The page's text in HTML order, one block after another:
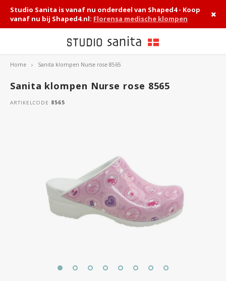
Hoofdmenu / sanita klompen
Sanita klompen
Hoofdmenu / medische klompen
Medische klompen
Hoofdmenu / hippe klompen
Hippe klompen
Hoofdmenu / werkklompen
Werkklompen
Keuken klompen
Hoofdmenu / accessoires
Accessoires
Studio Sanita is vanaf nu onderdeel van Shaped4 - Koop
vanaf nu bij Shaped4.nl: Florensa medische klompen
Home Sanita klompen Nurse rose 8565
Sanita klompen Nurse rose 8565
ARTIKELCODE 8565